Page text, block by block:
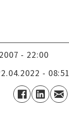
- 22:00
22.04.2022 - 08:51